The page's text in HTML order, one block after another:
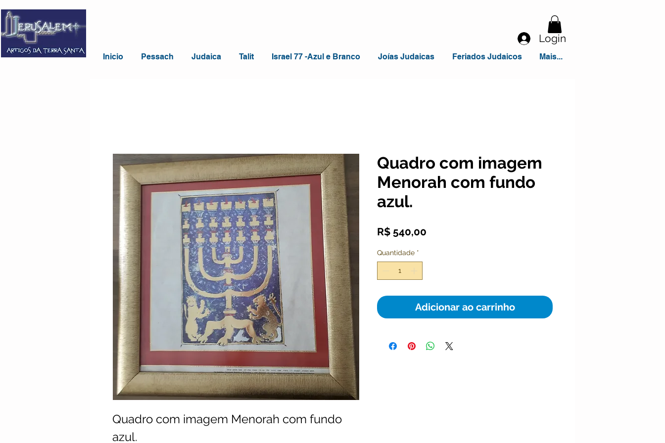
Inicio Pessach Judaica Talit Israel 77 -Azul e Branco Joías Judaicas Feriados Judaicos Mais...
Login
Quadro com imagem Menorah com fundo
azul.
Quadro com imagem
Menorah com fundo
azul.
R$ 540,00
Quantidade *
Adicionar ao carrinho